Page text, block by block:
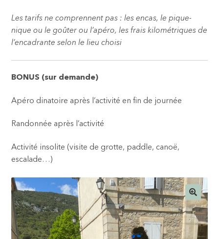
Les tarifs ne comprennent pas : les encas, le pique-
nique ou le goûter ou l’apéro, les frais kilométriques de
l’encadrante selon le lieu choisi
BONUS (sur demande)
Apéro dinatoire après l’activité en fin de journée
Randonnée après l’activité
Activité insolite (visite de grotte, paddle, canoë,
escalade…)